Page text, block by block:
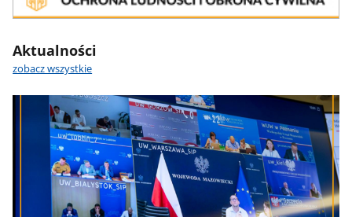
Aktualności
zobacz wszystkie